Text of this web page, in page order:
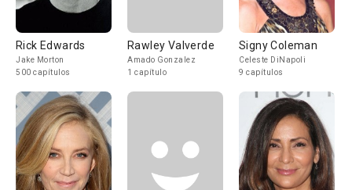
Rick Edwards
Jake Morton
500 capítulos
Rawley Valverde
Amado Gonzalez
1 capítulo
Signy Coleman
Celeste DiNapoli
9 capítulos